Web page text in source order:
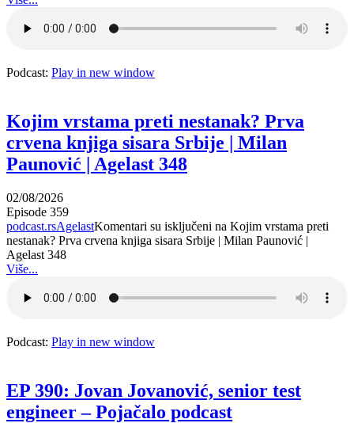
Podcast: Play in new window
Kojim vrstama preti nestanak? Prva
crvena knjiga sisara Srbije | Milan
Paunović | Agelast 348
02/08/2026
Episode 359
podcast.rsAgelastKomentari su isključeni na Kojim vrstama preti
nestanak? Prva crvena knjiga sisara Srbije | Milan Paunović |
Agelast 348
Više...
Podcast: Play in new window
EP 390: Jovan Jovanović, senior test
engineer – Pojačalo podcast